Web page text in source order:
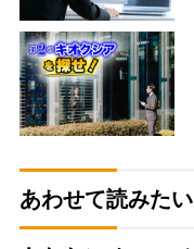
あわせて読みたい